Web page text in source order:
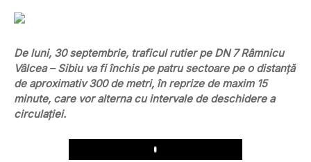
De luni, 30 septembrie, traficul rutier pe DN 7 Râmnicu
Vâlcea – Sibiu va fi închis pe patru sectoare pe o distanță
de aproximativ 300 de metri, în reprize de maxim 15
minute, care vor alterna cu intervale de deschidere a
circulației.
Play